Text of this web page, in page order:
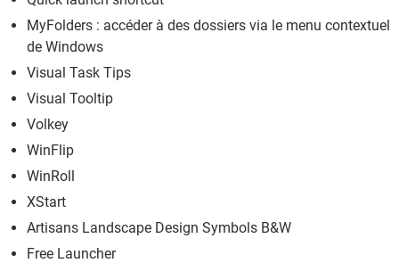
MyFolders : accéder à des dossiers via le menu contextuel
de Windows
Visual Task Tips
Visual Tooltip
Volkey
WinFlip
WinRoll
XStart
Artisans Landscape Design Symbols B&W
Free Launcher